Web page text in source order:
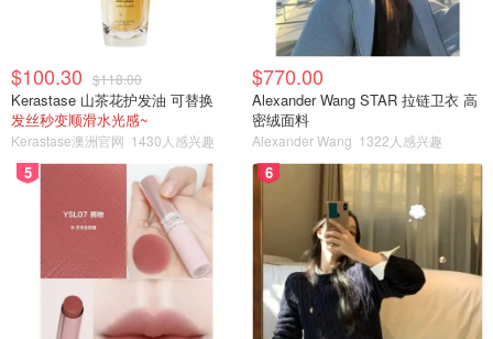
$100.30 $118.00
Kerastase 山茶花护发油 可替换
发丝秒变顺滑水光感~
Kerastase澳洲官网 1430人感兴趣
$770.00
Alexander Wang STAR 拉链卫衣 高
密绒面料
Alexander Wang 1322人感兴趣
5 6